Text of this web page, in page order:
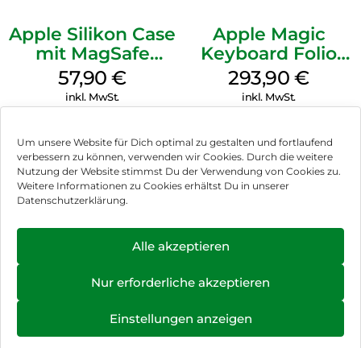
Um unsere Website für Dich optimal zu gestalten und fortlaufend
verbessern zu können, verwenden wir Cookies. Durch die weitere
Nutzung der Website stimmst Du der Verwendung von Cookies zu.
Weitere Informationen zu Cookies erhältst Du in unserer
Datenschutzerklärung.
Alle akzeptieren
Nur erforderliche akzeptieren
Einstellungen anzeigen
Apple Silikon Case
mit MagSafe
iPhone 14 Pro
(PRODUCT)RED
57,90€
inkl. MwSt.
Apple Magic
Keyboard Folio
iPad 10.9″ (10.Gen.)
Weiß
293,90€
inkl. MwSt.
Impressum
Hinweis zur Batterieentsorgung
Newsletter